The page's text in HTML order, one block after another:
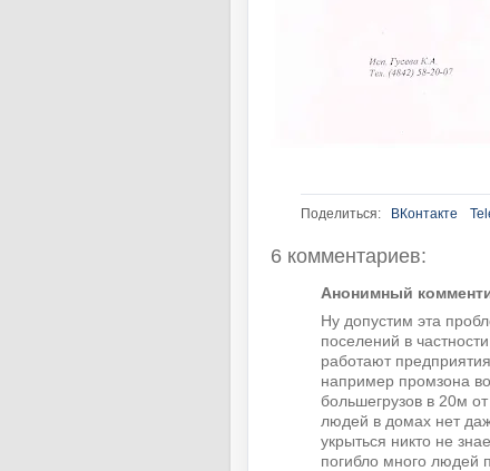
Поделиться: ВКонтакте
6 комментариев:
Анонимный
Ну допустим эта
поселений в
работают
например промзона
большегрузов в 20м
людей в домах нет
укрыться никто не
погибло много людей